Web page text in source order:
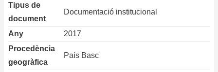
Tipus de
document
Documentació institucional
Any
2017
Procedència
geogràfica
País Basc